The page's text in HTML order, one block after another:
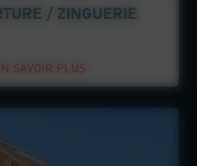
/ ZINGUERIE
SAVOIR PLUS